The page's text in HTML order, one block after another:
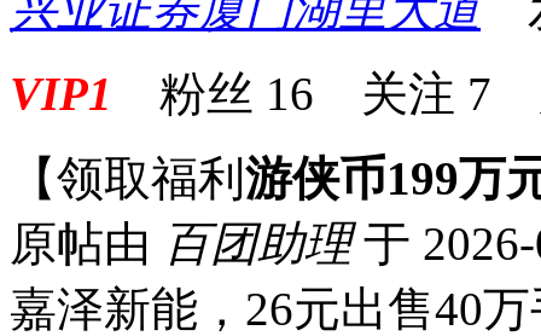
VIP1 粉丝 16 关注 7
【领取福利 游侠币199万
原帖由 百团助理于
嘉泽新能，26元出售40